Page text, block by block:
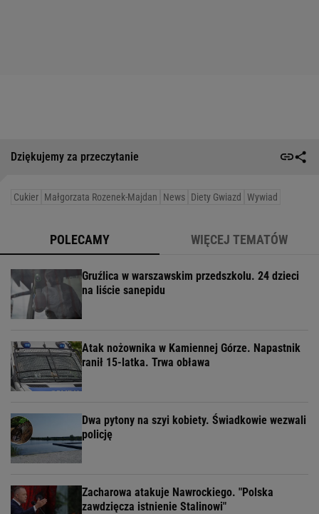
Dziękujemy za przeczytanie
Cukier Małgorzata Rozenek-Majdan News Diety Gwiazd Wywiad
POLECAMY WIĘCEJ TEMATÓW
Gruźlica w warszawskim przedszkolu. 24 dzieci
na liście sanepidu
Atak nożownika w Kamiennej Górze. Napastnik
ranił 15-latka. Trwa obława
Dwa pytony na szyi kobiety. Świadkowie wezwali
policję
Zacharowa atakuje Nawrockiego. "Polska
zawdzięcza istnienie Stalinowi"